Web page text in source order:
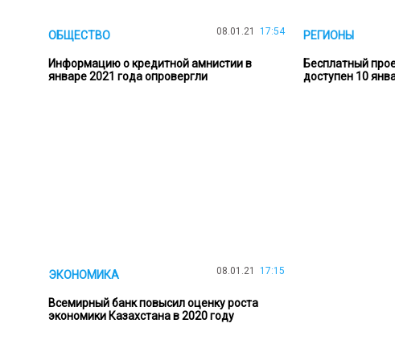
ОБЩЕСТВО 08.01.21 17:54
Информацию о кредитной амнистии в
январе 2021 года опровергли
РЕГИОНЫ
Бесплатный
доступен 10
ЭКОНОМИКА 08.01.21 17:15
Всемирный банк повысил оценку роста
экономики Казахстана в 2020 году